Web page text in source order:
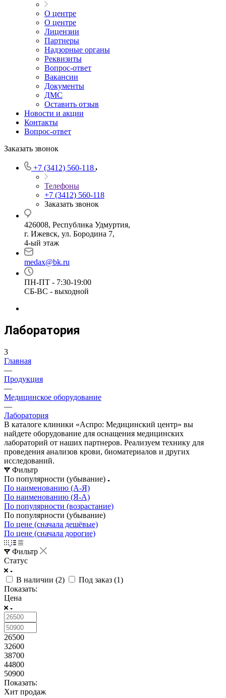
О центре
О центре
Лицензии
Партнеры
Надзорные органы
Реквизиты
Вопрос-ответ
Вакансии
Документы
ДМС
Оставить отзыв
Новости и акции
Контакты
Вопрос-ответ
Заказать звонок
+7 (3412) 560-118
Телефоны
+7 (3412) 560-118
Заказать звонок
426008, Республика Удмуртия,
г. Ижевск, ул. Бородина 7,
4-ый этаж
medax@bk.ru
ПН-ПТ - 7:30-19:00
СБ-ВС - выходной
Лаборатория
3
Главная
—
Продукция
—
Медицинское оборудование
—
Лаборатория
В каталоге клиники «Аспро: Медицинский центр» вы
найдете оборудование для оснащения медицинских
лабораторий от наших партнеров. Реализуем технику для
проведения анализов крови, биоматериалов и других
исследований.
Фильтр
По популярности (убывание)
По наименованию (А-Я)
По наименованию (Я-А)
По популярности (возрастание)
По популярности (убывание)
По цене (сначала дешёвые)
По цене (сначала дорогие)
Фильтр
Статус
В наличии (2) Под заказ (1)
Показать:
Цена
26500
32600
38700
44800
50900
Показать:
Хит продаж